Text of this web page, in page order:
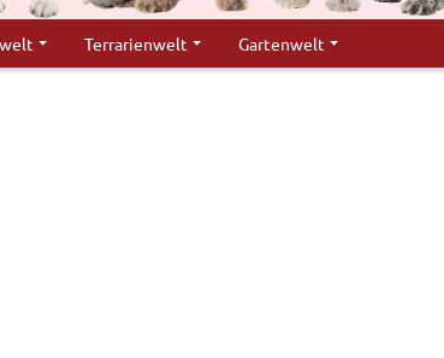
Terrarienwelt Gartenwelt